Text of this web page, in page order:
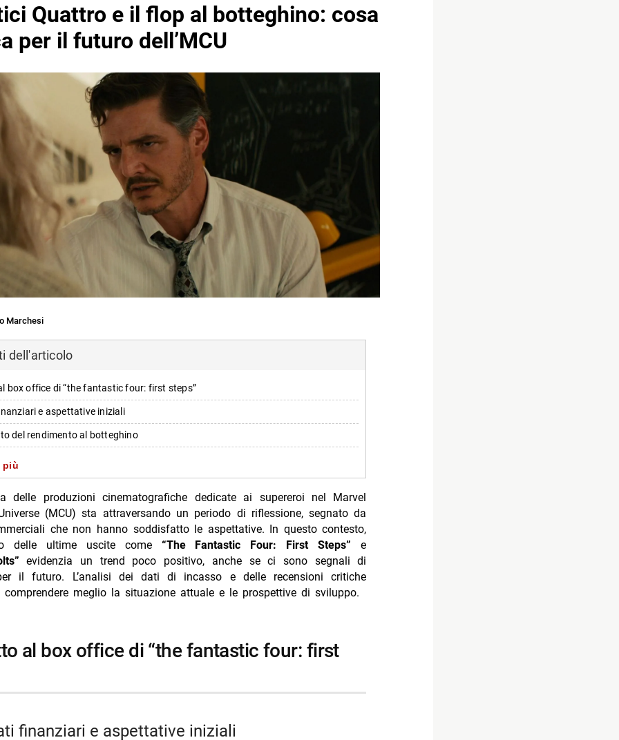
Quattro e il flop al botteghino: cosa
per il futuro dell’MCU
Marchesi
dell'articolo
box office di “the fantastic four: first steps”
e aspettative iniziali
del rendimento al botteghino
tra “thunderbolts” e “the fantastic four”: un trend deludente per l’mcu
critica vs performance commerciale
tra accoglienza critica e pubblico
di rilancio e sviluppi futuri per i franchise coinvolti
per sequel e nuove opportunità
sugli investimenti futuri
principali coinvolti nelle nuove fasi dell’mcu
risposta
stasera La7 8 agosto trama cast
su Iris 8 agosto trama cast
più
delle produzioni cinematografiche dedicate ai supereroi nel Marvel
(MCU) sta attraversando un periodo di riflessione, segnato da
che non hanno soddisfatto le aspettative. In questo contesto,
delle ultime uscite come “The Fantastic Four: First Steps” e
evidenzia un trend poco positivo, anche se ci sono segnali di
il futuro. L’analisi dei dati di incasso e delle recensioni critiche
comprendere meglio la situazione attuale e le prospettive di sviluppo.
finanziari e aspettative iniziali